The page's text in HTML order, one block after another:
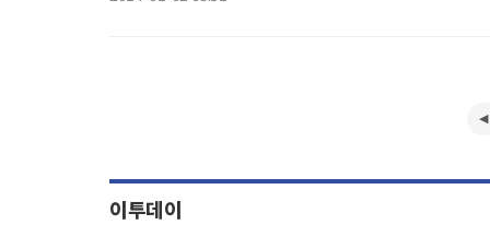
이투데이